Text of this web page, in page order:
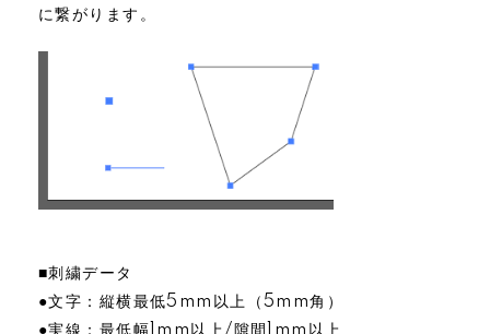
に繋がります。
■刺繍データ
●文字：縦横最低5mm以上（5mm角）